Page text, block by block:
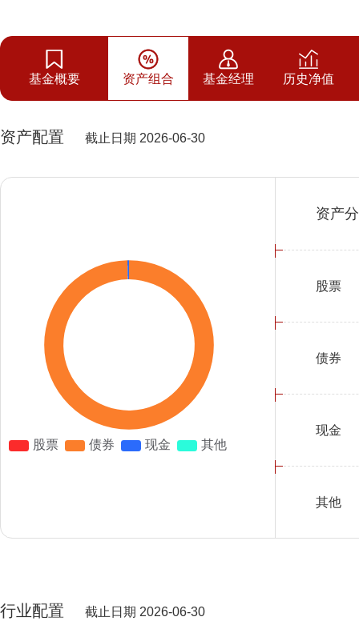
基金概要 资产组合 基金经理 历史净值
资产配置 截止日期 2026-06-30
资产
股票
债券
现金
其他
行业配置 截止日期 2026-06-30